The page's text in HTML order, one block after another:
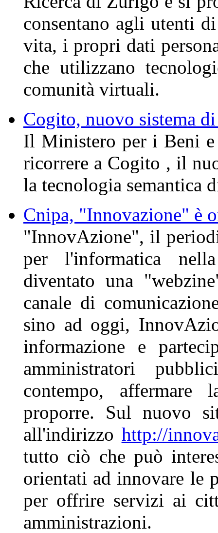
consentano agli utenti
vita, i propri dati
che utilizzano
comunità virtuali.
Cogito, nuovo sistema
Il Ministero per i Beni
ricorrere a Cogito , il
la tecnologia semantica
Cnipa, "Innovazione" è
"InnovAzione", il
per l'informatica
diventato una
canale di
sino ad oggi,
informazione e
amministratori
contempo, affermare
proporre. Sul nuovo
all'indirizzo http://
tutto ciò che può
orientati ad innovare le
per offrire servizi ai
amministrazioni.